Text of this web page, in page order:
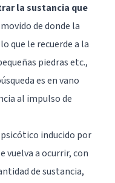
la sustancia que
de donde la
que le recuerde a la
piedras etc.,
es en vano
al impulso de
psicótico inducido por
vuelva a ocurrir, con
de sustancia,